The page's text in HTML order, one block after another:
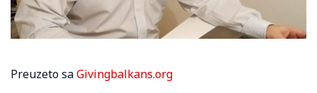
Preuzeto saGivingbalkans.org